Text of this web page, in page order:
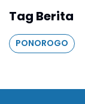
Tag Berita
PONOROGO